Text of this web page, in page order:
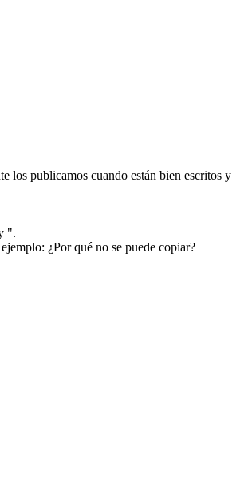
los publicamos cuando están bien escritos y
".
¿Por qué no se puede copiar?